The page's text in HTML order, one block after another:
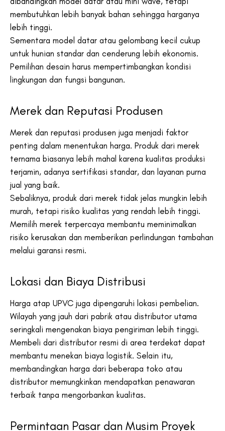
membutuhkan lebih banyak bahan sehingga harganya
lebih tinggi.
Sementara model datar atau gelombang kecil cukup
untuk hunian standar dan cenderung lebih ekonomis.
Pemilihan desain harus mempertimbangkan kondisi
lingkungan dan fungsi bangunan.
Merek dan Reputasi Produsen
Merek dan reputasi produsen juga menjadi faktor
penting dalam menentukan harga. Produk dari merek
ternama biasanya lebih mahal karena kualitas produksi
terjamin, adanya sertifikasi standar, dan layanan purna
jual yang baik.
Sebaliknya, produk dari merek tidak jelas mungkin lebih
murah, tetapi risiko kualitas yang rendah lebih tinggi.
Memilih merek terpercaya membantu meminimalkan
risiko kerusakan dan memberikan perlindungan tambahan
melalui garansi resmi.
Lokasi dan Biaya Distribusi
Harga atap UPVC juga dipengaruhi lokasi pembelian.
Wilayah yang jauh dari pabrik atau distributor utama
seringkali mengenakan biaya pengiriman lebih tinggi.
Membeli dari distributor resmi di area terdekat dapat
membantu menekan biaya logistik. Selain itu,
membandingkan harga dari beberapa toko atau
distributor memungkinkan mendapatkan penawaran
terbaik tanpa mengorbankan kualitas.
Permintaan Pasar dan Musim Proyek